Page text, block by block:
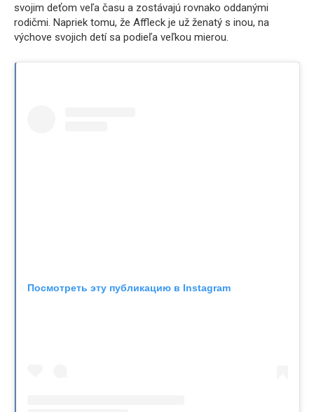
svojim deťom veľa času a zostávajú rovnako oddanými
rodičmi. Napriek tomu, že Affleck je už ženatý s inou, na
výchove svojich detí sa podieľa veľkou mierou.
Посмотреть эту публикацию в Instagram